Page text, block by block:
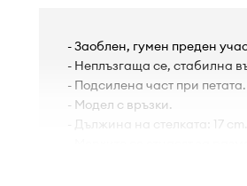
- Заоблен, гумен преден
- Неплъзгаща се, стабилна
- Подсилена част при петата.
- Модел с връзки.
- Дължина на стелката: 17 cm.